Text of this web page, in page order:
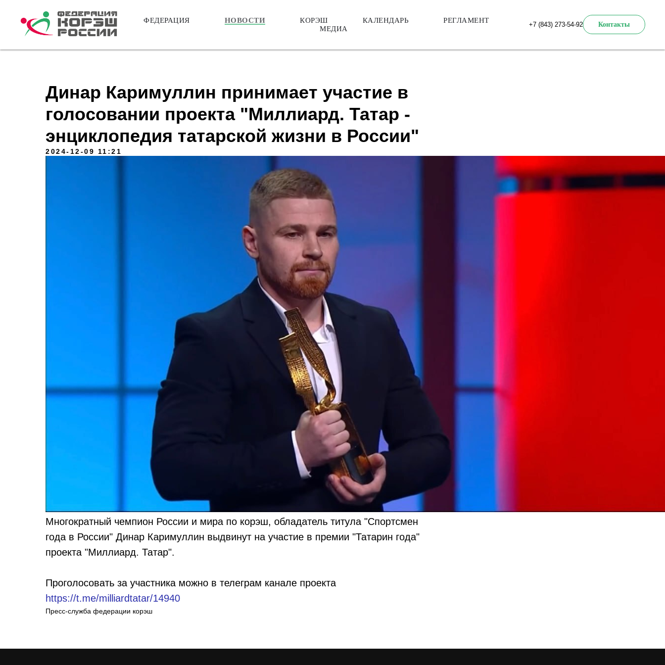
ФЕДЕРАЦИЯ НОВОСТИ КОРЭШ КАЛЕНДАРЬ
РЕГЛАМЕНТ
МЕДИА
+7 (843) 273-54-92 Контакты
Динар Каримуллин принимает участие в
голосовании проекта "Миллиард. Татар -
энциклопедия татарской жизни в России"
2024-12-09 11:21
Многократный чемпион России и мира по корэш, обладатель титула "Спортсмен
года в России" Динар Каримуллин выдвинут на участие в премии "Татарин года"
проекта "Миллиард. Татар".
Проголосовать за участника можно в телеграм канале проекта
https://t.me/milliardtatar/14940
Пресс-служба федерации корэш